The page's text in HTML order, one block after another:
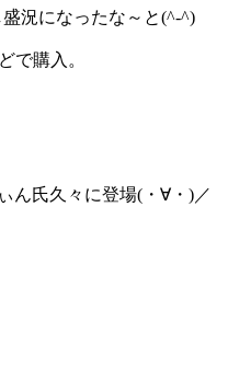
況になったな～と(^-^)
で購入。
ん氏久々に登場(・∀・)／